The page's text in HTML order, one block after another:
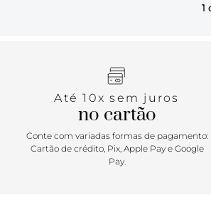
1
Até 10x sem juros
no cartão
Conte com variadas formas de pagamento:
Cartão de crédito, Pix, Apple Pay e Google
Pay.